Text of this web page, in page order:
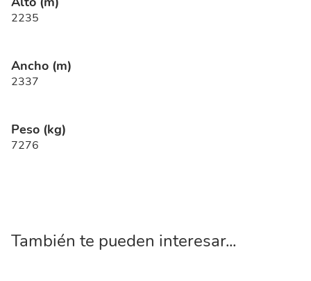
2235
Ancho (m)
2337
Peso (kg)
7276
También te pueden interesar...